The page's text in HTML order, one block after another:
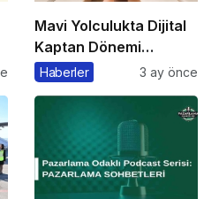
Mavi Yolculukta Dijital
Kaptan Dönemi
Başlıyor
Haberler 3 ay önce